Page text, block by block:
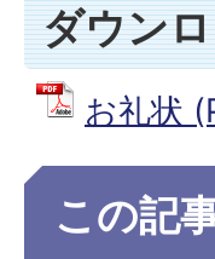
ダウン
お礼状
この記